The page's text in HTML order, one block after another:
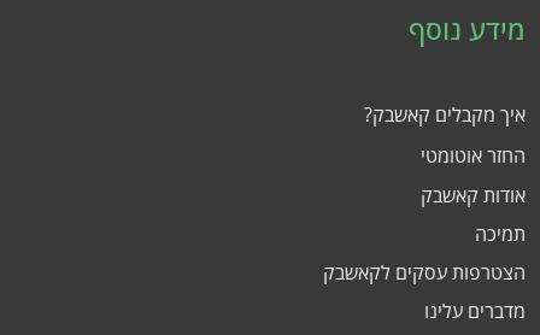
מידע נוסף
איך מקבלים קאשבק?
החזר אוטומטי
אודות קאשבק
תמיכה
הצטרפות עסקים לקאשבק
מדברים עלינו